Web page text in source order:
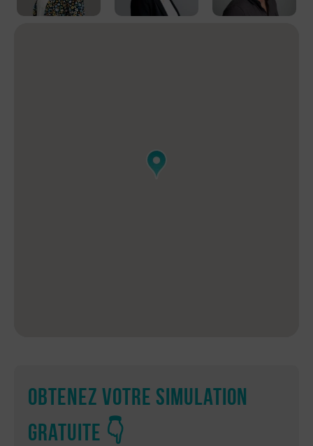
Obtenez votre simulation
gratuite 👇